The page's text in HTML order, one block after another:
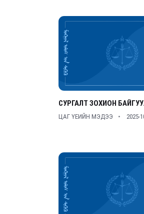
СУРГАЛТ ЗОХИОН
ЦАГ ҮЕИЙН МЭДЭЭ 2025-